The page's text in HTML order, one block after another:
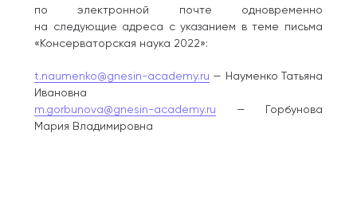
по электронной почте одновременно
на следующие адреса с указанием в теме письма
«Консерваторская наука 2022»:
t.naumenko@gnesin-academy.ru — Науменко Татьяна
Ивановна
m.gorbunova@gnesin-academy.ru — Горбунова
Мария Владимировна